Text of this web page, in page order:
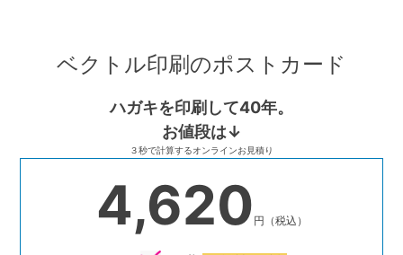
contentベクトル印刷のポストカード
ハガキを印刷して40年。
お値段は↓
３秒で計算するオンラインお見積り
4,620 円（税込）